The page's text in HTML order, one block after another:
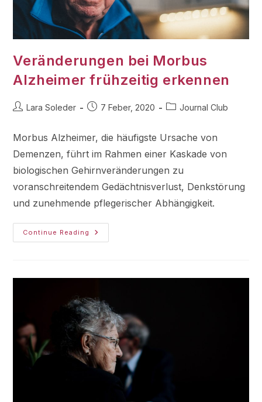
Veränderungen bei Morbus
Alzheimer frühzeitig erkennen
Lara Soleder 7 Feber, 2020 Journal Club
Morbus Alzheimer, die häufigste Ursache von
Demenzen, führt im Rahmen einer Kaskade von
biologischen Gehirnveränderungen zu
voranschreitendem Gedächtnisverlust, Denkstörung
und zunehmende pflegerischer Abhängigkeit.
Continue Reading